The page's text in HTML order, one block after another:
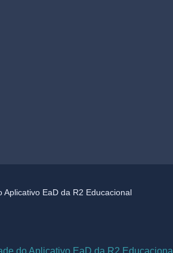
Aplicativo EaD da R2 Educacional